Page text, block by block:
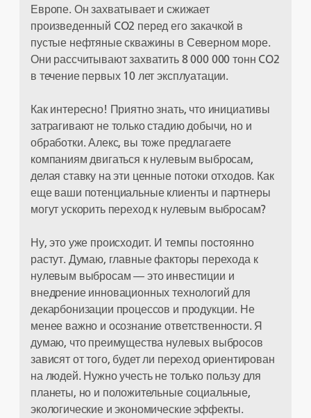
Европе. Он захватывает и сжижает
произведенный CO2 перед его закачкой в
пустые нефтяные скважины в Северном море.
Они рассчитывают захватить 8 000 000 тонн CO2
в течение первых 10 лет эксплуатации.
Как интересно! Приятно знать, что инициативы
затрагивают не только стадию добычи, но и
обработки. Алекс, вы тоже предлагаете
компаниям двигаться к нулевым выбросам,
делая ставку на эти ценные потоки отходов. Как
еще ваши потенциальные клиенты и партнеры
могут ускорить переход к нулевым выбросам?
Ну, это уже происходит. И темпы постоянно
растут. Думаю, главные факторы перехода к
нулевым выбросам — это инвестиции и
внедрение инновационных технологий для
декарбонизации процессов и продукции. Не
менее важно и осознание ответственности. Я
думаю, что преимущества нулевых выбросов
зависят от того, будет ли переход ориентирован
на людей. Нужно учесть не только пользу для
планеты, но и положительные социальные,
экологические и экономические эффекты.